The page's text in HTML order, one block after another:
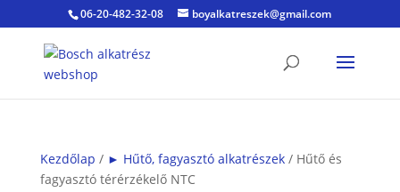
06-20-482-32-08 boyalkatreszek@gmail.com
Kezdőlap / ► Hűtő, fagyasztó alkatrészek/ Hűtő és
fagyasztó térérzékelő NTC